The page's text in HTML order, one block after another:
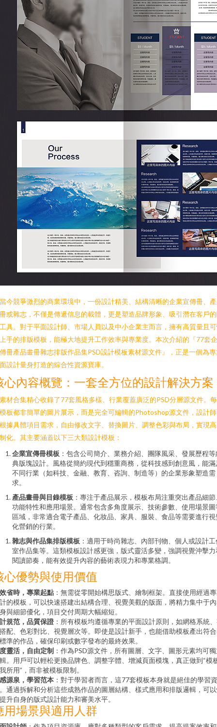
今競爭激烈的商業環境中，一份設計精美、結構清晰的企業宣傳冊、
或雜志，不僅是傳遞信息的載體，更是塑造品牌形象、吸引潛在客戶
具。對于平面設計師、市場人員以及中小企業主而言，擁有高質量且
手的排版模板，能極大地提升工作效率與專業度。本次介紹的『77套
冊產品畫冊雜志排版作品集PSD設計模板素材源文件』，正是一個為
設計量身打造的綜合性資源寶庫。
心內容概覽：一套全方位的設計解決方案
材合集精心收錄了77套風格多樣、行業覆蓋廣泛的PSD分層源文件。
板都非簡單的圖片展示，而是完全可編輯的Photoshop源文件，設計
據具體項目需求，自由修改文字、替換圖片、調整色彩與布局，實現
化。其主要涵蓋以下三大類設計模板：
企業宣傳冊模板 ：包含公司簡介、業務介紹、團隊風采、發展歷程等
典版塊設計。風格從簡約現代到穩重商務，從科技感到創意風，能滿
不同行業（如科技、金融、教育、咨詢、制造等）的企業形象塑造需
求。
產品畫冊與目錄模板 ：專注于產品展示，模板布局注重突出產品細
功能特性和應用場景。通常包含多角度展示、技術參數、使用場景圖
區域，非常適合電子產品、化妝品、家具、服裝、食品等需要進行視
化營銷的行業。
雜志與作品集排版模板 ：適用于時尚雜志、內部刊物、個人或設計
室作品集等。這類模板設計感更強，版式靈活多變，強調視覺沖擊力
閱讀節奏，能有效提升內容的藝術表現力和專業格調。
心優勢與使用價值
省時，專業起點 ：無需從零開始構思版式、繪制框架。直接使用經過
的模板，可以快速搭建出結構合理、視覺美觀的版面，將精力集中于
與細節優化，項目交付周期大幅縮短。
規范，品質保證 ：所有模板均遵循專業的平面設計原則，如網格系統
配、色彩對比、視覺層次等。即使是設計新手，也能借助模板產出符
準的作品，確保印刷或數字發布的最終效果。
靈活，自由定制 ：作為PSD源文件，所有圖層、文字、圖形元素均可
。用戶可以輕松更換品牌色、調整字體、增減頁面模塊，真正做到“模
所用”，而非被模板限制。
源泉，學習范本 ：對于學習者而言，這77套模板本身就是絕佳的學習資
通過拆解和分析這些成熟作品的圖層結構、樣式應用和排版邏輯，可
升自身的版式設計能力和審美水平。
用場景與適用人群